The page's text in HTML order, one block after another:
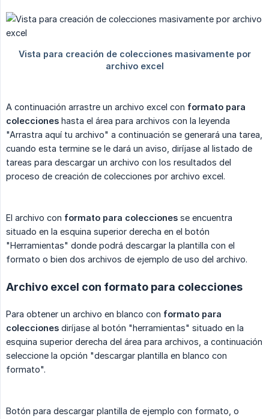
A continuación arrastre un archivo excel con formato para
colecciones hasta el área para archivos con la leyenda
"Arrastra aquí tu archivo" a continuación se generará una tarea,
cuando esta termine se le dará un aviso, diríjase al listado de
tareas para descargar un archivo con los resultados del
proceso de creación de colecciones por archivo excel.
El archivo con formato para colecciones se encuentra
situado en la esquina superior derecha en el botón
"Herramientas" donde podrá descargar la plantilla con el
formato o bien dos archivos de ejemplo de uso del archivo.
Archivo excel con formato para colecciones
Para obtener un archivo en blanco con formato para
colecciones diríjase al botón "herramientas" situado en la
esquina superior derecha del área para archivos, a continuación
seleccione la opción "descargar plantilla en blanco con
formato".
Botón para descargar plantilla de ejemplo con formato, o